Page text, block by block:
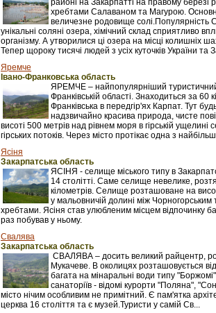
районі на Закарпатті на правому березі
хребтами Салаваном та Магурою.
величезне родовище солі.Популярність
унікальні соляні озера, хімічний склад сприятливо
організму. А утворилися ці озера на місці колишніх
Тепер щороку тисячі людей з усіх куточків України та
Яремче
Івано-Франковська область
ЯРЕМЧЕ – найпопулярніший
Франківській області. Знаходиться за 60
Франківська в передгір'ях Карпат. Тут
надзвичайно красива природа, чисте
висоті 500 метрів над рівнем моря в гірській ущелині
гірських потоків. Через місто протікає одна з
Ясіня
Закарпатська область
ЯСІНЯ - селище міського типу в
14 столітті. Саме селище невелике,
кілометрів. Селище розташоване на
у мальовничій долині між
хребтами. Ясіня став улюбленим місцем відпочинку
раз побував у ньому.
Свалява
Закарпатська область
СВАЛЯВА – досить великий райцентр,
Мукачеве. В околицях розташовується
багата на мінаральні води типу
санаторіїв - відомі курорти "Поляна",
місто нічим особливим не примітний. Є пам'ятка
церква 16 століття та є музей.Туристи у самій Св...